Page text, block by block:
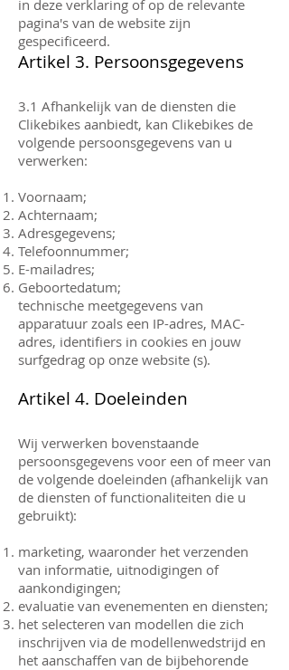
in deze verklaring of op de relevante
pagina's van de website zijn
gespecificeerd.
Artikel 3. Persoonsgegevens
3.1 Afhankelijk van de diensten die
Clikebikes aanbiedt, kan Clikebikes de
volgende persoonsgegevens van u
verwerken:
Voornaam;
Achternaam;
Adresgegevens;
Telefoonnummer;
E-mailadres;
Geboortedatum;
technische meetgegevens van
apparatuur zoals een IP-adres, MAC-
adres, identifiers in cookies en jouw
surfgedrag op onze website (s).
Artikel 4. Doeleinden
Wij verwerken bovenstaande
persoonsgegevens voor een of meer van
de volgende doeleinden (afhankelijk van
de diensten of functionaliteiten die u
gebruikt):
marketing, waaronder het verzenden
van informatie, uitnodigingen of
aankondigingen;
evaluatie van evenementen en diensten;
het selecteren van modellen die zich
inschrijven via de modellenwedstrijd en
het aanschaffen van de bijbehorende